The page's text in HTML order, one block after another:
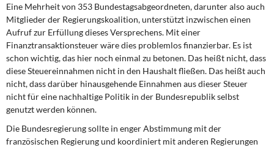
Eine Mehrheit von 353 Bundestagsabgeordneten, darunter also auch
Mitglieder der Regierungskoalition, unterstützt inzwischen einen
Aufruf zur Erfüllung dieses Versprechens. Mit einer
Finanztransaktionsteuer wäre dies problemlos finanzierbar. Es ist
schon wichtig, das hier noch einmal zu betonen. Das heißt nicht, dass
diese Steuereinnahmen nicht in den Haushalt fließen. Das heißt auch
nicht, dass darüber hinausgehende Einnahmen aus dieser Steuer
nicht für eine nachhaltige Politik in der Bundesrepublik selbst
genutzt werden können.
Die Bundesregierung sollte in enger Abstimmung mit der
französischen Regierung und koordiniert mit anderen Regierungen